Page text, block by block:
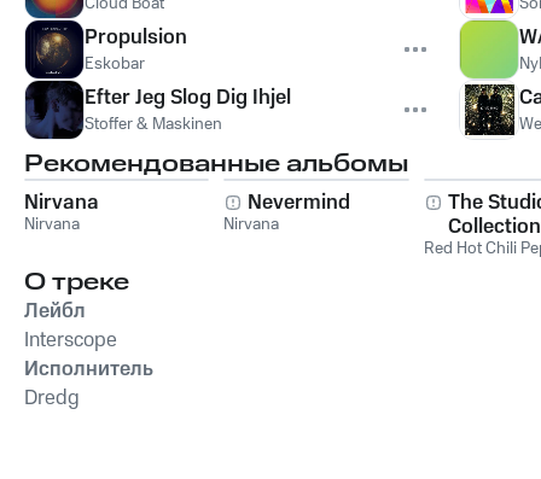
Propulsion
Eskobar
Efter Jeg Slog Dig Ihjel
Stoffer & Maskinen
Рекомендованные альбомы
Nirvana
Nirvana
Nevermind
Nirvana
The
Collection
Red Hot Chili
О треке
Лейбл
Interscope
Исполнитель
Dredg